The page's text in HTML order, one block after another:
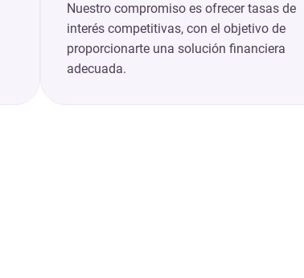
Nuestro compromiso es ofrecer tasas de
interés competitivas, con el objetivo de
proporcionarte una solución financiera
adecuada.